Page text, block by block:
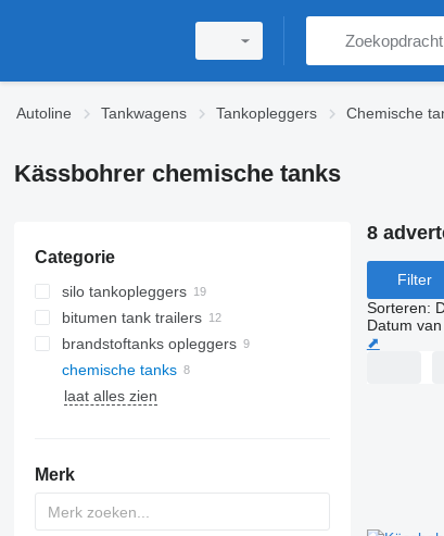
Autoline Tankwagens Tankopleggers Chemische
Kässbohrer chemische tanks
Categorie
silo tankopleggers
bitumen tank trailers
brandstoftanks opleggers
chemische tanks
laat alles zien
Merk
8
Filter
Sorteren:
Datum
⬈